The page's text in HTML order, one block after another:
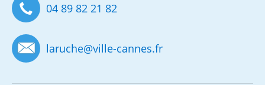
04 89 82 21 82
laruche@ville-cannes.fr